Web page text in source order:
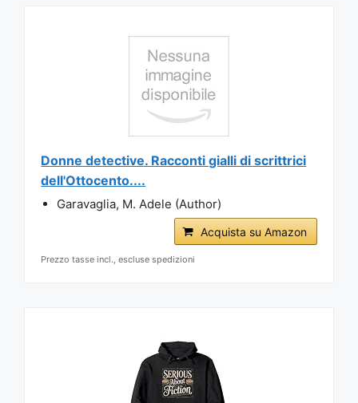
Donne detective. Racconti gialli di scrittrici
dell'Ottocento....
Garavaglia, M. Adele (Author)
Acquista su Amazon
Prezzo tasse incl., escluse spedizioni